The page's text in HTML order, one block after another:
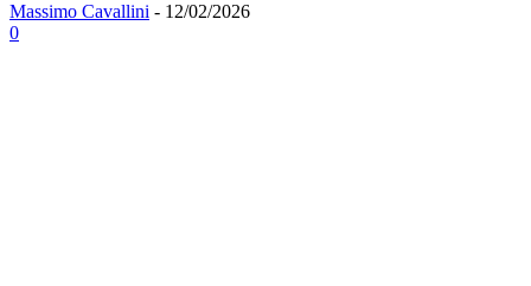
Massimo Cavallini - 12/02/2026
0